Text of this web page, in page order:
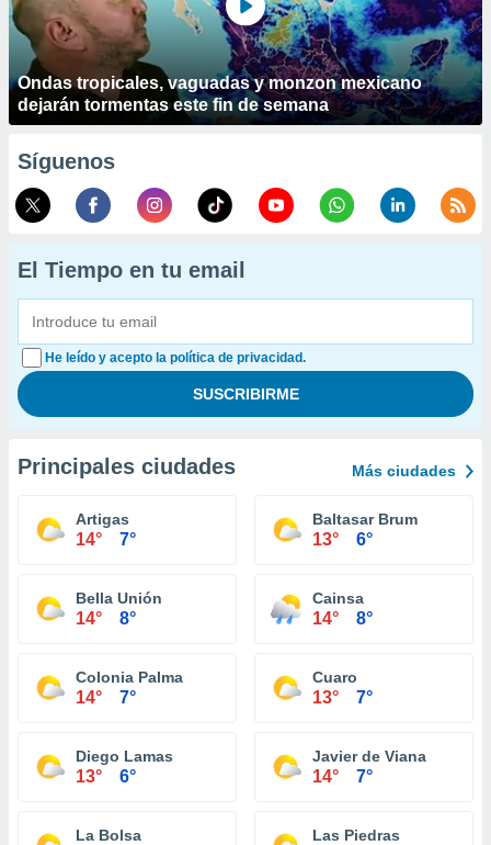
Ondas tropicales, vaguadas y monzon mexicano
dejarán tormentas este fin de semana
Síguenos
El Tiempo en tu email
He leído y acepto la política de privacidad.
Principales ciudades Más ciudades
Artigas
14° 7°
Baltasar Brum
13° 6°
Bella Unión
14° 8°
Cainsa
14° 8°
Colonia Palma
14° 7°
Cuaro
13° 7°
Diego Lamas
13° 6°
Javier de Viana
14° 7°
La Bolsa Las Piedras